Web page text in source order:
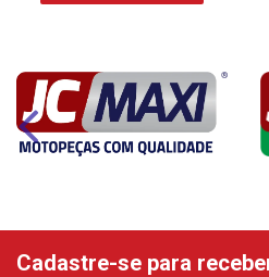
Cadastre-se para